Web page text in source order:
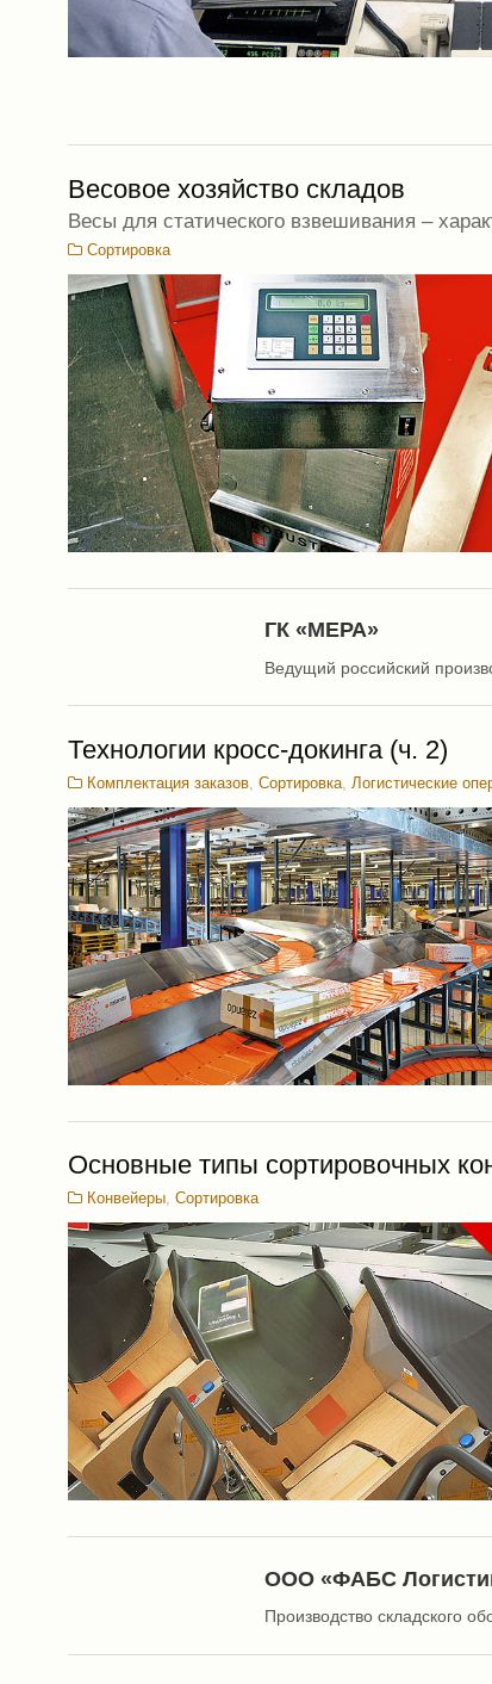
Весовое хозяйство складов
Весы для статического взвешивания –
Сортировка
ГК «МЕРА»
Ведущий российский
Технологии кросс-докинга (ч. 2)
Комплектация заказов Сортировка Логистические
Основные типы сортировочных
Конвейеры, Сортировка
ООО «ФАБС
Производство складского